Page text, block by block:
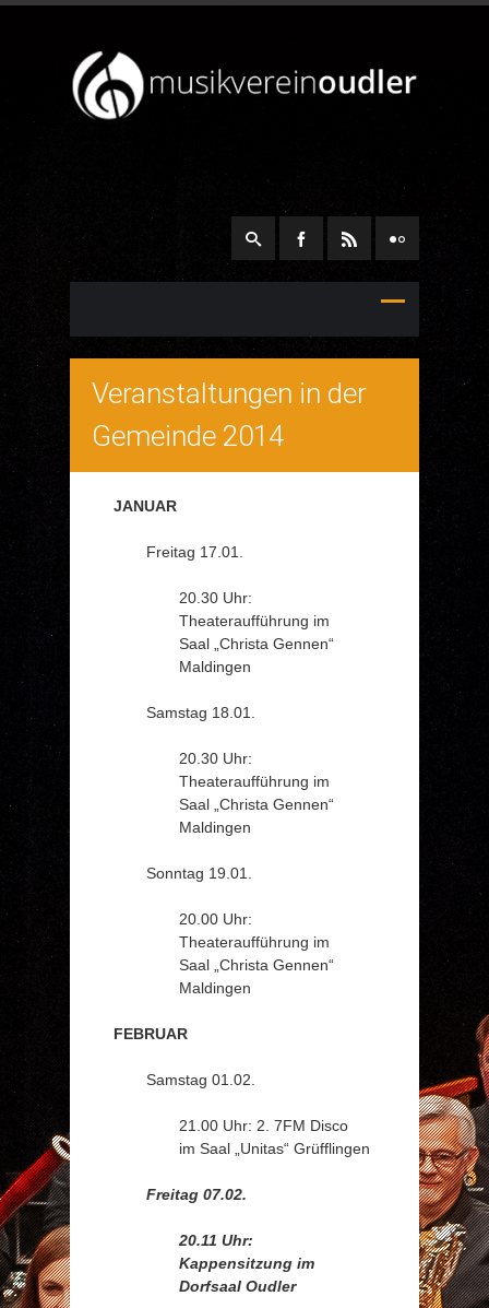
Veranstaltungen in der
Gemeinde 2014
JANUAR
Freitag 17.01.
20.30 Uhr:
Theateraufführung im
Saal „Christa Gennen“
Maldingen
Samstag 18.01.
20.30 Uhr:
Theateraufführung im
Saal „Christa Gennen“
Maldingen
Sonntag 19.01.
20.00 Uhr:
Theateraufführung im
Saal „Christa Gennen“
Maldingen
FEBRUAR
Samstag 01.02.
21.00 Uhr: 2. 7FM Disco
im Saal „Unitas“ Grüfflingen
Freitag 07.02.
20.11 Uhr:
Kappensitzung im
Dorfsaal Oudler